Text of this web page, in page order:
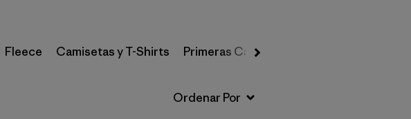
Fleece Camisetas y T-Shirts Primeras Capas, Calcetines y Ropa